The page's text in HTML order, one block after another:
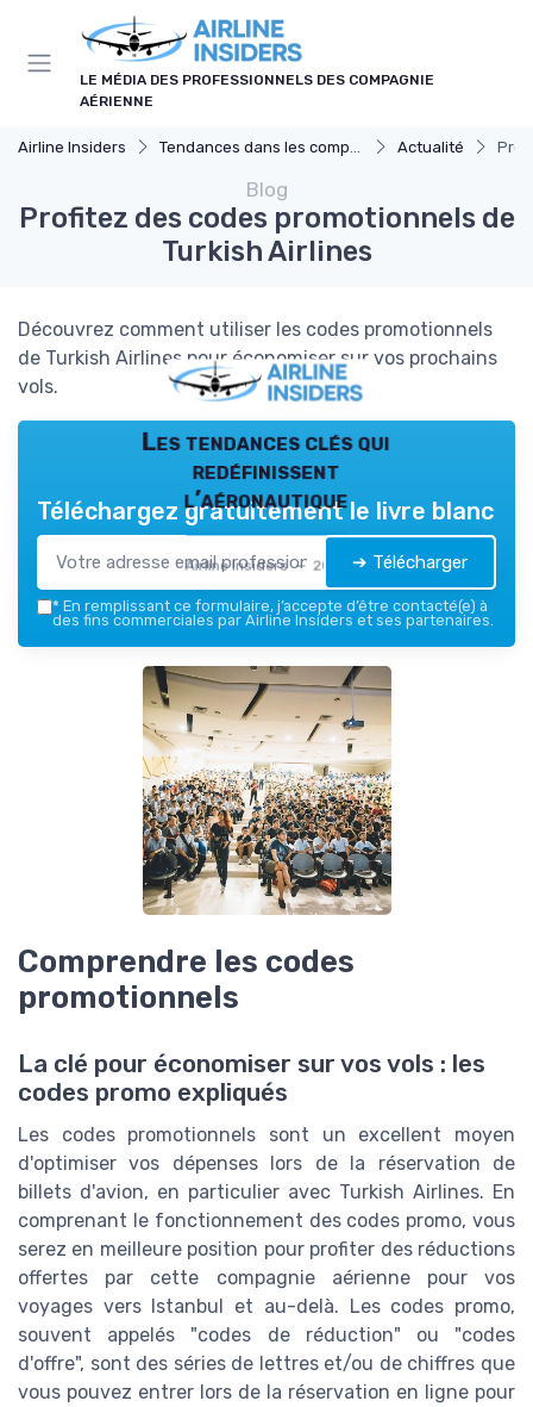
LE MÉDIA DES PROFESSIONNELS DES COMPAGNIE
AÉRIENNE
Airline Insiders Tendances dans les compagnies aériennes Actualité
Blog
Profitez des codes promotionnels de
Turkish Airlines
Découvrez comment utiliser les codes promotionnels
de Turkish Airlines pour économiser sur vos prochains
vols.
Les tendances clés qui
redéfinissent
l’aéronautique
Airline Insiders — 2026
Téléchargez gratuitement le livre blanc
➔ Télécharger
* En remplissant ce formulaire, j’accepte d’être contacté(e) à
des fins commerciales par Airline Insiders et ses partenaires.
Comprendre les codes
promotionnels
La clé pour économiser sur vos vols : les
codes promo expliqués
Les codes promotionnels sont un excellent moyen
d'optimiser vos dépenses lors de la réservation de
billets d'avion, en particulier avec Turkish Airlines. En
comprenant le fonctionnement des codes promo, vous
serez en meilleure position pour profiter des réductions
offertes par cette compagnie aérienne pour vos
voyages vers Istanbul et au-delà. Les codes promo,
souvent appelés "codes de réduction" ou "codes
d'offre", sont des séries de lettres et/ou de chiffres que
vous pouvez entrer lors de la réservation en ligne pour
Panneau de gestion des cookies